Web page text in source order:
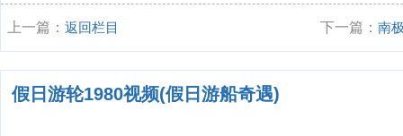
上一篇： 返回栏目 下一篇：南
假日游轮1980视频(假日游船奇遇)